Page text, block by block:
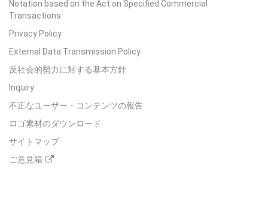
Notation based on the Act on Specified Commercial
Transactions
Privacy Policy
External Data Transmission Policy
反社会的勢力に対する基本方針
Inquiry
不正なユーザー・コンテンツの報告
ロゴ素材のダウンロード
サイトマップ
ご意見箱